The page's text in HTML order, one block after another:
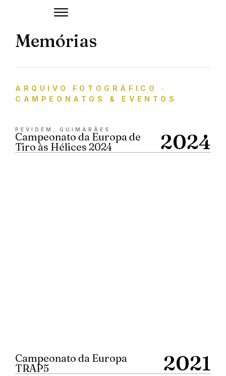
Memórias
ARQUIVO FOTOGRÁFICO ·
CAMPEONATOS & EVENTOS
PEVIDÉM, GUIMARÃES
Campeonato da Europa de
Tiro às Hélices 2024
2024
Campeonato da Europa
TRAP5
2021